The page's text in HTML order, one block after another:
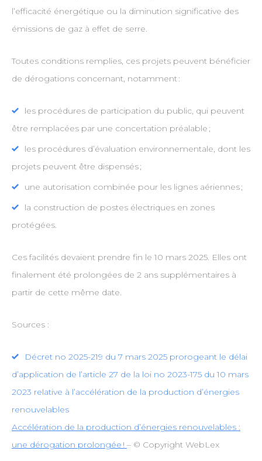
l’efficacité énergétique ou la diminution significative des
émissions de gaz à effet de serre.
Toutes conditions remplies, ces projets peuvent bénéficier
de dérogations concernant, notamment :
les procédures de participation du public, qui peuvent
être remplacées par une concertation préalable ;
les procédures d’évaluation environnementale, dont les
projets peuvent être dispensés ;
une autorisation combinée pour les lignes aériennes ;
la construction de postes électriques en zones
protégées.
Ces facilités devaient prendre fin le 10 mars 2025. Elles ont
finalement été prolongées de 2 ans supplémentaires à
partir de cette même date.
Sources :
Décret no 2025-219 du 7 mars 2025 prorogeant le délai
d’application de l’article 27 de la loi no 2023-175 du 10 mars
2023 relative à l’accélération de la production d’énergies
renouvelables
Accélération de la production d’énergies renouvelables :
une dérogation prolongée ! – © Copyright WebLex